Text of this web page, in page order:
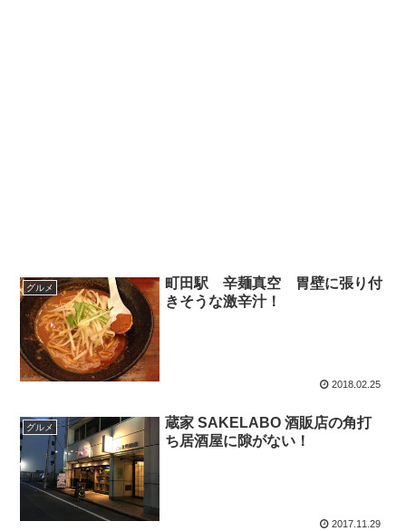
グルメ
町田駅 辛麺真空 胃壁に張り付
きそうな激辛汁！
2018.02.25
グルメ
蔵家 SAKELABO 酒販店の角打
ち居酒屋に隙がない！
2017.11.29